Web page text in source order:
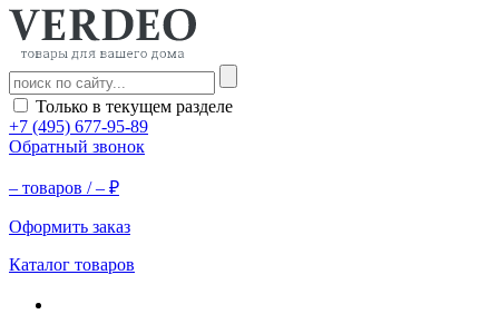
Только в текущем разделе
+7 (495) 677-95-89
Обратный звонок
– товаров /– ₽
Оформить заказ
Каталог товаров